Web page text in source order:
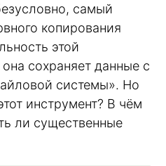
самый
копирования
этой
сохраняет данные с
системы». Но
инструмент? В чём
ли существенные